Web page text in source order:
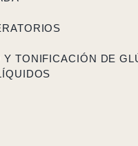
Y TONIFICACIÓN DE